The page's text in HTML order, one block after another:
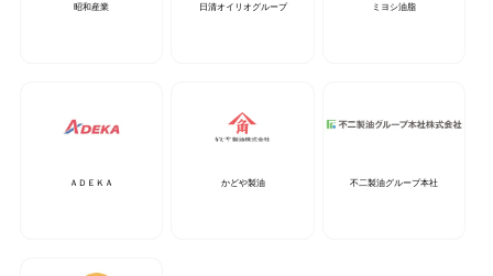
昭和産業 日清オイリオグループ ミヨシ油脂
ＡＤＥＫＡ かどや製油 不二製油グループ本社